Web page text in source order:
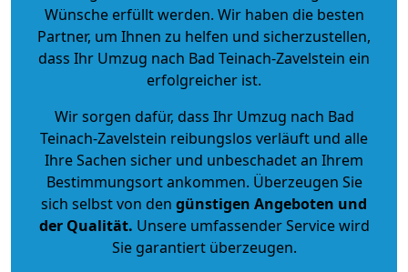
Wünsche erfüllt werden. Wir haben die besten
Partner, um Ihnen zu helfen und sicherzustellen,
dass Ihr Umzug nach Bad Teinach-Zavelstein ein
erfolgreicher ist.
Wir sorgen dafür, dass Ihr Umzug nach Bad
Teinach-Zavelstein reibungslos verläuft und alle
Ihre Sachen sicher und unbeschadet an Ihrem
Bestimmungsort ankommen. Überzeugen Sie
sich selbst von den günstigen Angeboten und
der Qualität. Unsere umfassender Service wird
Sie garantiert überzeugen.